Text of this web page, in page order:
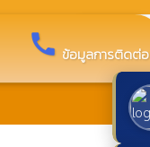
call ข้อมูลการติดต่อ